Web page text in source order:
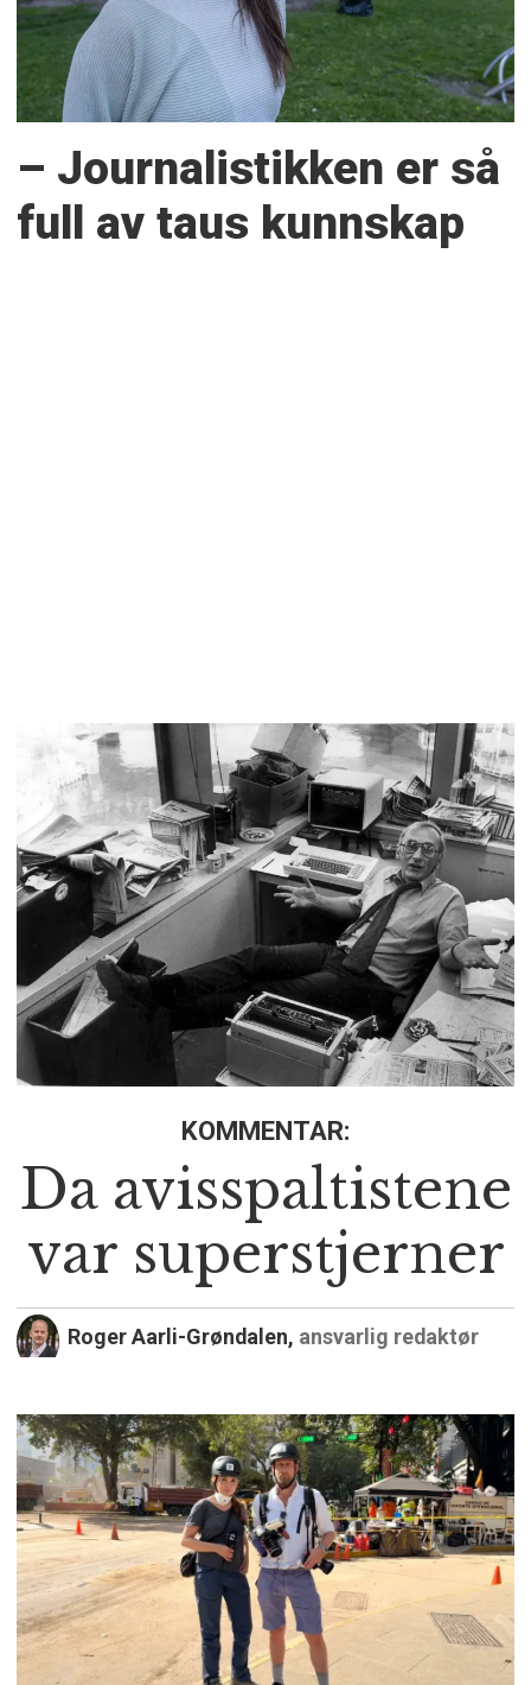
– Journalistikken er så
full av taus kunnskap
KOMMENTAR:
Da avisspaltistene
var superstjerner
Roger Aarli-Grøndalen, ansvarlig redaktør